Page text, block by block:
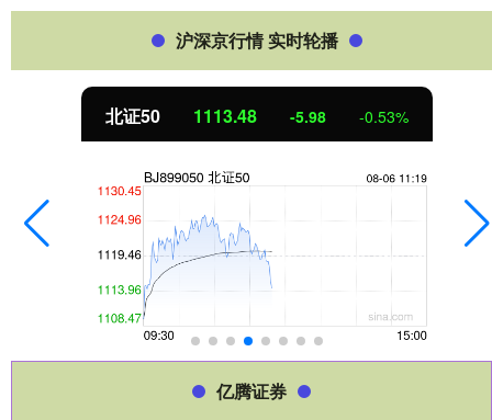
沪深京行情 实时轮播
北证50 1113.48 -5.98 -0.53%
亿腾证券